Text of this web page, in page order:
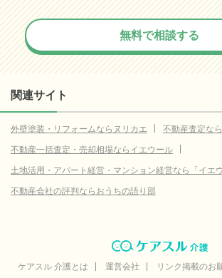
鳳珠郡能登町 データなし
無料で相談する
関連サイト
外壁塗装・リフォームならヌリカエ
不動産査定な
不動産一括査定・売却相場ならイエウール
土地活用・アパート経営・マンション経営なら「イエ
不動産会社の評判ならおうちの語り部
ケアスル 介護とは 運営会社 リンク掲載のお